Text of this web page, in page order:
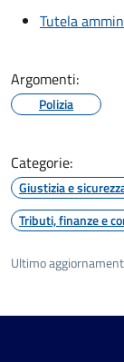
Tutela
Argomenti:
Polizia
Categorie:
Giustizia e
Tributi, finanze e
Ultimo